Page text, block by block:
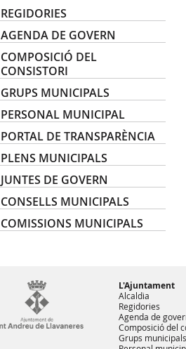
REGIDORIES
AGENDA DE GOVERN
COMPOSICIÓ DEL
CONSISTORI
GRUPS MUNICIPALS
PERSONAL MUNICIPAL
PORTAL DE TRANSPARÈNCIA
PLENS MUNICIPALS
JUNTES DE GOVERN
CONSELLS MUNICIPALS
COMISSIONS MUNICIPALS
L'Ajuntament
Alcaldia
Regidories
Agenda de
Composició del
Grups municipals